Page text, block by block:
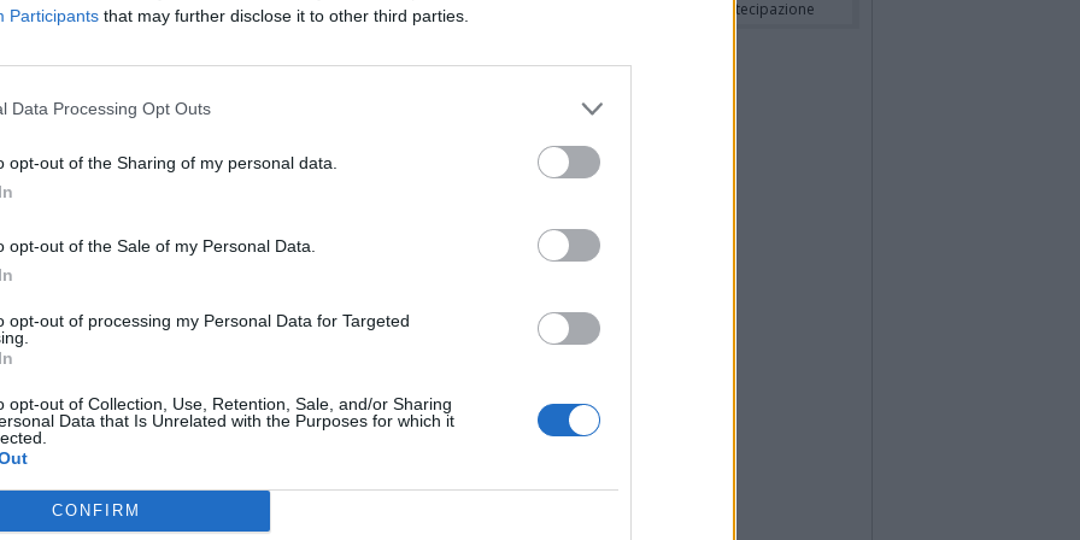
Participants that may further disclose it to other third parties.
Data Processing Opt Outs
opt-out of the Sharing of my personal data.
opt-out of the Sale of my Personal Data.
opt-out of processing my Personal Data for Targeted
opt-out of Collection, Use, Retention, Sale, and/or Sharing
Data that Is Unrelated with the Purposes for which it
CONFIRM
Via Confalonieri, 5
diagosto
a cuore l'informazione del nostro territorio e
prima linea per informarvi in modo puntuale.
Pubblicato il 27 Maggio 2020
Palio Legnano
Weekend
per commentare questo articolo.
- Partecipazione